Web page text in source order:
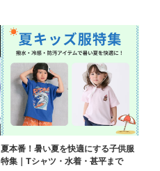
夏本番！暑い夏を快適にする子供服
特集｜Tシャツ・水着・甚平まで